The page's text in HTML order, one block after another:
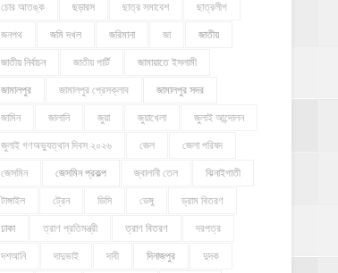
চোর আতঙ্ক ছড়ারস ছাত্র সমাবেশ ছাত্রলীগ
জনপথ জমি দখল জরিমানা জা জাতীয়
জাতীয় নির্বাচন জাতীয় পার্টি জামায়াতে ইসলামী
জামালপুর জামালপুর প্রেসক্লাব জামালপুর সদর
জামিন জালানি জুয়া জুয়াখেলা জুলাই আন্দোলন
জুলাই গণঅভ্যুত্থান দিবস ২০২৬ জেল জেলা পরিষদ
জেসমিন জেসমিন প্রকল্প জ্বালানী তেল ঝিনাইগাতী
টাঙ্গাইল ট্রেন ডিসি ডেঙ্গু ড্রাম বিতরণ
ঢাকা ত্রাণ প্রতিমন্ত্রী ত্রাণ বিতরণ দরপত্র
দশআনি দাদুভাই দাবী দিনাজপুর দুদক